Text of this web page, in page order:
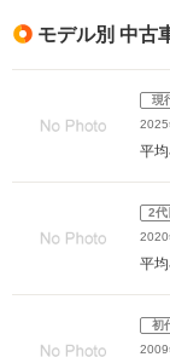
モデル別 中古
現
2025
平
2代
2020
平
初
2009